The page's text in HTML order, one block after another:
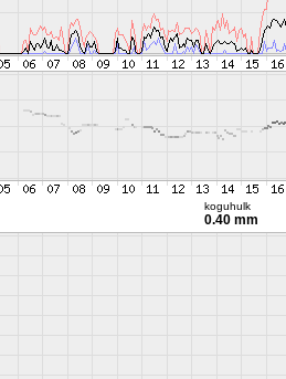
koguhulk
0.40 mm